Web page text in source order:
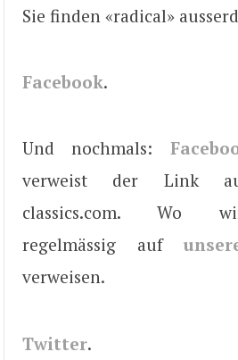
Sie finden «radical»
Facebook.
Und nochmals:
verweist der Link
classics.com. Wo
regelmässig auf
verweisen.
Twitter.